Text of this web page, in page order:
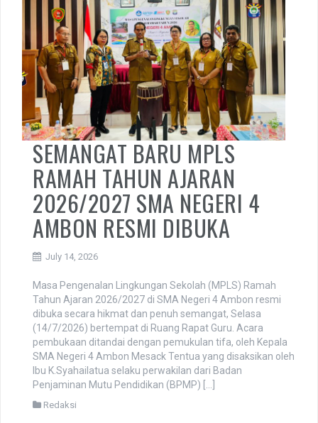
SEMANGAT BARU MPLS
RAMAH TAHUN AJARAN
2026/2027 SMA NEGERI 4
AMBON RESMI DIBUKA
July 14, 2026
Masa Pengenalan Lingkungan Sekolah (MPLS) Ramah
Tahun Ajaran 2026/2027 di SMA Negeri 4 Ambon resmi
dibuka secara hikmat dan penuh semangat, Selasa
(14/7/2026) bertempat di Ruang Rapat Guru. Acara
pembukaan ditandai dengan pemukulan tifa, oleh Kepala
SMA Negeri 4 Ambon Mesack Tentua yang disaksikan oleh
Ibu K.Syahailatua selaku perwakilan dari Badan
Penjaminan Mutu Pendidikan (BPMP) […]
Redaksi